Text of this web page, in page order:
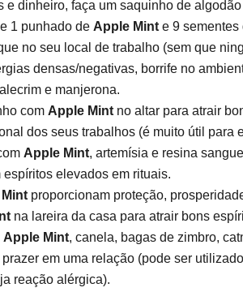
e dinheiro, faça um saquinho de
1 punhado de Apple Mint e 9
no seu local de trabalho (sem que
densas/negativas, borrife no
e manjerona.
com Apple Mint no altar para atrair
dos seus trabalhos (é muito útil para
Apple Mint, artemísia e resina
elevados em rituais.
proporcionam proteção,
na lareira da casa para atrair bons
Apple Mint, canela, bagas de zimbro,
em uma relação (pode ser
reação alérgica).